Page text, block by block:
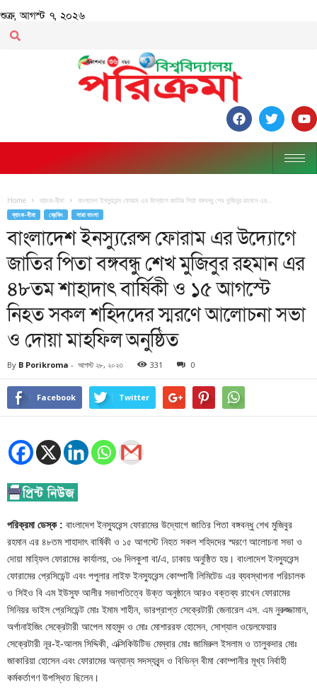
শুক্র, আগস্ট ৭, ২০২৬
Home ব্যাংক-বীমা বাংলাদেশ ইনস্যুরেন্স ফোরাম এর উদ্যোগে জাতির পিতা বঙ্গবন্ধু শেখ মুজিবুর রহমান এর...
ব্যাংক-বীমা ব্রেকিং সারা বাংলা
বাংলাদেশ ইনস্যুরেন্স ফোরাম এর উদ্যোগে
জাতির পিতা বঙ্গবন্ধু শেখ মুজিবুর রহমান এর
৪৮তম শাহাদাৎ বার্ষিকী ও ১৫ আগস্টে
নিহত সকল শহিদদের স্মরণে আলোচনা সভা
ও দোয়া মাহফিল অনুষ্ঠিত
By B Porikroma - আগস্ট ২৮, ২০২৩ 331 0
Facebook Twitter
পরিক্রমা ডেস্ক : বাংলাদেশ ইনস্যুরেন্স ফোরামের উদ্যোগে জাতির পিতা বঙ্গবন্ধু শেখ মুজিবুর
রহমান এর ৪৮তম শাহাদাৎ বার্ষিকী ও ১৫ আগস্টে নিহত সকল শহিদদের স্মরণে আলোচনা সভা ও
দোয়া মাহ্ফিল ফোরামের কার্যালয়, ৩৬ দিলকুশা বা/এ, ঢাকায় অনুষ্ঠিত হয়। বাংলাদেশ ইনস্যুরেন্স
ফোরামের প্রেসিডেন্ট এবং পপুলার লাইফ ইনস্যুরেন্স কোম্পানী লিমিটেড এর ব্যবস্থাপনা পরিচালক
ও সিইও বি এম ইউসুফ আলীর সভাপতিত্বে উক্ত অনুষ্ঠানে আরও বক্তব্য রাখেন ফোরামের
সিনিয়র ভাইস প্রেসিডেন্ট মোঃ ইমাম শাহীন, ভারপ্রাপ্ত সেক্রেটারী জেনারেল এস. এম নুরুজ্জামান,
অর্গানাইজিং সেক্রেটারী আপেল মাহমুদ ও মোঃ মোশাররফ হোসেন, সোশ্যাল ওয়েলফেয়ার
সেক্রেটারী নূর-ই-আলম সিদ্দিকী, এক্সিকিউটিভ মেম্বার মোঃ জামিরুল ইসলাম ও তালুকদার মোঃ
জাকারিয়া হোসেন এবং ফোরামের অন্যান্য সদস্যবৃন্দ ও বিভিন্ন বীমা কোম্পানীর মূখ্য নির্বাহী
কর্মকর্তাগণ উপস্থিত ছিলেন।